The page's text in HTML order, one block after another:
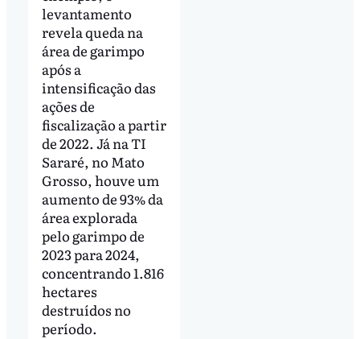
levantamento
revela queda na
área de garimpo
após a
intensificação das
ações de
fiscalização a partir
de 2022. Já na TI
Sararé, no Mato
Grosso, houve um
aumento de 93% da
área explorada
pelo garimpo de
2023 para 2024,
concentrando 1.816
hectares
destruídos no
período.